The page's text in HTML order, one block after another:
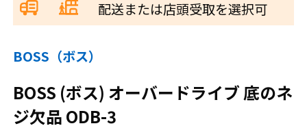
配送または店頭受取を選択可
BOSS（ボス）
BOSS (ボス) オーバードライブ 底のネ
ジ欠品 ODB-3